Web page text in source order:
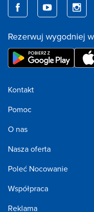
Rezerwuj wygodniej
Kontakt
Pomoc
O nas
Nasza oferta
Poleć Nocowanie
Współpraca
Reklama